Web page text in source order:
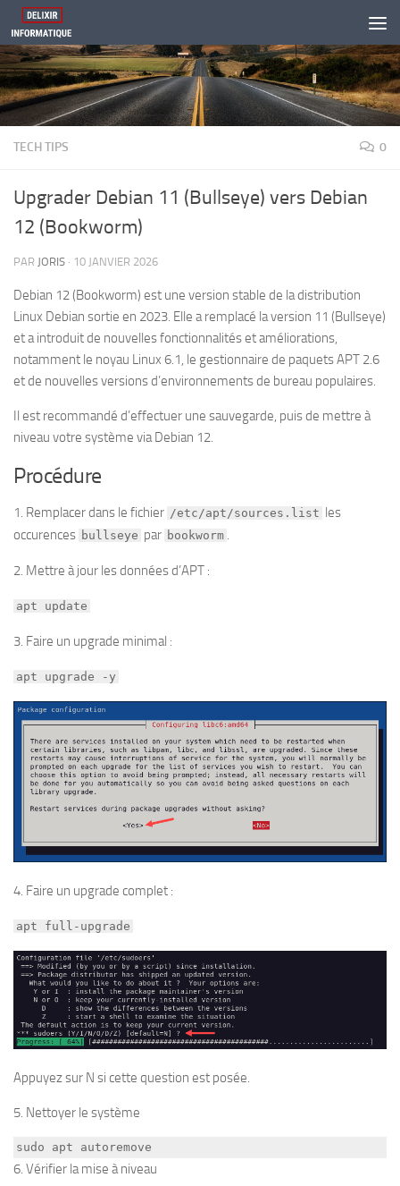
Skip to content
TECH TIPS 0
Upgrader Debian 11 (Bullseye) vers Debian
12 (Bookworm)
PAR JORIS · 10 JANVIER 2026
Debian 12 (Bookworm) est une version stable de la distribution
Linux Debian sortie en 2023. Elle a remplacé la version 11 (Bullseye)
et a introduit de nouvelles fonctionnalités et améliorations,
notamment le noyau Linux 6.1, le gestionnaire de paquets APT 2.6
et de nouvelles versions d’environnements de bureau populaires.
Il est recommandé d’effectuer une sauvegarde, puis de mettre à
niveau votre système via Debian 12.
Procédure
1. Remplacer dans le fichier /etc/apt/sources.list les
occurences bullseye par bookworm .
2. Mettre à jour les données d’APT :
apt update
3. Faire un upgrade minimal :
apt upgrade -y
4. Faire un upgrade complet :
apt full-upgrade
Appuyez sur N si cette question est posée.
5. Nettoyer le système
sudo apt autoremove
6. Vérifier la mise à niveau